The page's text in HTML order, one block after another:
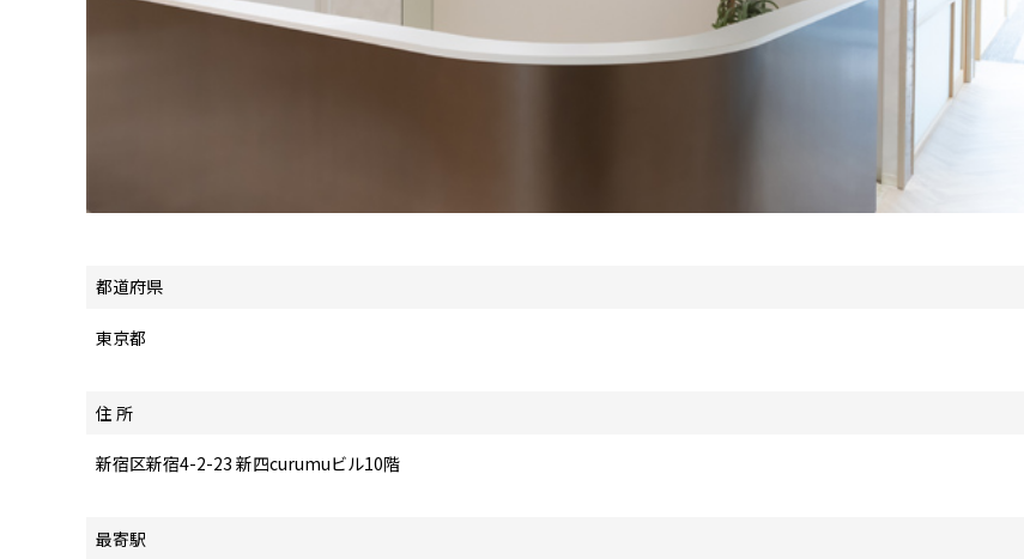
都道府県
東京都
住 所
新宿区新宿4-2-23 新四curumuビル10階
最寄駅